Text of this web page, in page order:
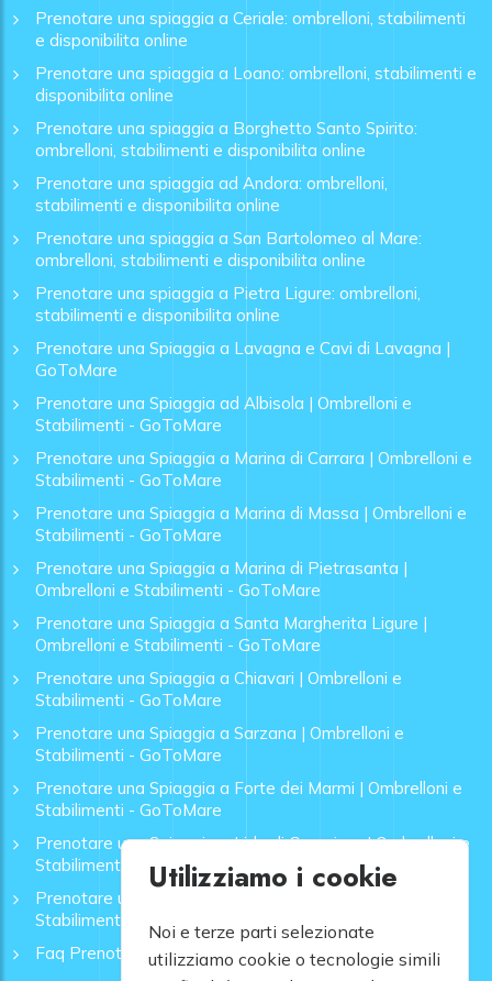
Prenotare una spiaggia a Ceriale: ombrelloni, stabilimenti
e disponibilita online
Prenotare una spiaggia a Loano: ombrelloni, stabilimenti e
disponibilita online
Prenotare una spiaggia a Borghetto Santo Spirito:
ombrelloni, stabilimenti e disponibilita online
Prenotare una spiaggia ad Andora: ombrelloni,
stabilimenti e disponibilita online
Prenotare una spiaggia a San Bartolomeo al Mare:
ombrelloni, stabilimenti e disponibilita online
Prenotare una spiaggia a Pietra Ligure: ombrelloni,
stabilimenti e disponibilita online
Prenotare una Spiaggia a Lavagna e Cavi di Lavagna |
GoToMare
Prenotare una Spiaggia ad Albisola | Ombrelloni e
Stabilimenti - GoToMare
Prenotare una Spiaggia a Marina di Carrara | Ombrelloni e
Stabilimenti - GoToMare
Prenotare una Spiaggia a Marina di Massa | Ombrelloni e
Stabilimenti - GoToMare
Prenotare una Spiaggia a Marina di Pietrasanta |
Ombrelloni e Stabilimenti - GoToMare
Prenotare una Spiaggia a Santa Margherita Ligure |
Ombrelloni e Stabilimenti - GoToMare
Prenotare una Spiaggia a Chiavari | Ombrelloni e
Stabilimenti - GoToMare
Prenotare una Spiaggia a Sarzana | Ombrelloni e
Stabilimenti - GoToMare
Prenotare una Spiaggia a Forte dei Marmi | Ombrelloni e
Stabilimenti - GoToMare
Prenotare una Spiaggia a Lido di Camaiore | Ombrelloni e
Stabilimenti - GoToMare
Prenotare una Spiaggia a Rapallo | Ombrelloni e
Stabilimenti - GoToMare
Faq Prenotazione Spiagge
Utilizziamo i cookie
Noi e terze parti selezionate
utilizziamo cookie o tecnologie simili